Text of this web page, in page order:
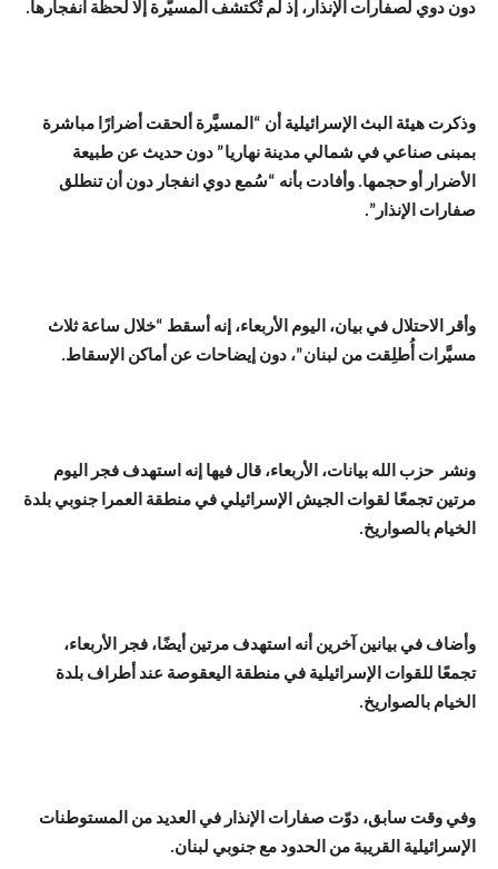
دون دوي لصفارات الإنذار، إذ لم تُكتشف المسيَّرة إلا لحظة انفجارها.
وذكرت هيئة البث الإسرائيلية أن “المسيَّرة ألحقت أضرارًا مباشرة
بمبنى صناعي في شمالي مدينة نهاريا” دون حديث عن طبيعة
الأضرار أو حجمها. وأفادت بأنه “سُمع دوي انفجار دون أن تنطلق
صفارات الإنذار”.
وأقر الاحتلال في بيان، اليوم الأربعاء، إنه أسقط “خلال ساعة ثلاث
مسيَّرات أُطلِقت من لبنان”، دون إيضاحات عن أماكن الإسقاط.
ونشر حزب الله بيانات، الأربعاء، قال فيها إنه استهدف فجر اليوم
مرتين ‏تجمعًا لقوات الجيش الإسرائيلي في منطقة العمرا جنوبي بلدة
الخيام بالصواريخ.
وأضاف في بيانين آخرين أنه استهدف مرتين أيضًا، فجر الأربعاء،
تجمعًا للقوات الإسرائيلية في منطقة اليعقوصة عند أطراف بلدة
الخيام بالصواريخ.
وفي وقت سابق، دوّت صفارات الإنذار في العديد من المستوطنات
الإسرائيلية القريبة من الحدود مع جنوبي لبنان.